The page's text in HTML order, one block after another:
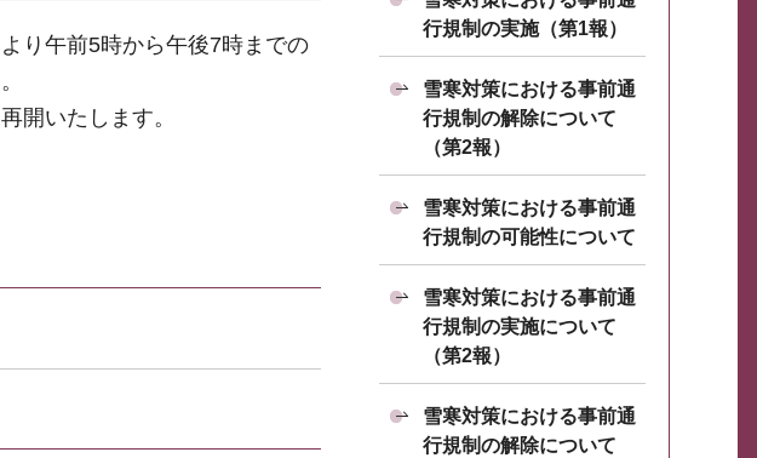
り午前5時から午後7時までの
開いたします。
行規制の実施（第1報）
雪寒対策における事前通
行規制の解除について
（第2報）
雪寒対策における事前通
行規制の可能性について
雪寒対策における事前通
行規制の実施について
（第2報）
雪寒対策における事前通
行規制の解除について